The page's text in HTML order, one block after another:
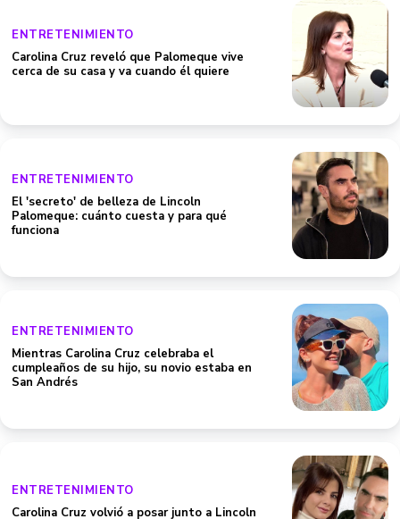
ENTRETENIMIENTO
Carolina Cruz reveló que Palomeque vive
cerca de su casa y va cuando él quiere
ENTRETENIMIENTO
El 'secreto' de belleza de Lincoln
Palomeque: cuánto cuesta y para qué
funciona
ENTRETENIMIENTO
Mientras Carolina Cruz celebraba el
cumpleaños de su hijo, su novio estaba en
San Andrés
ENTRETENIMIENTO
Carolina Cruz volvió a posar junto a Lincoln